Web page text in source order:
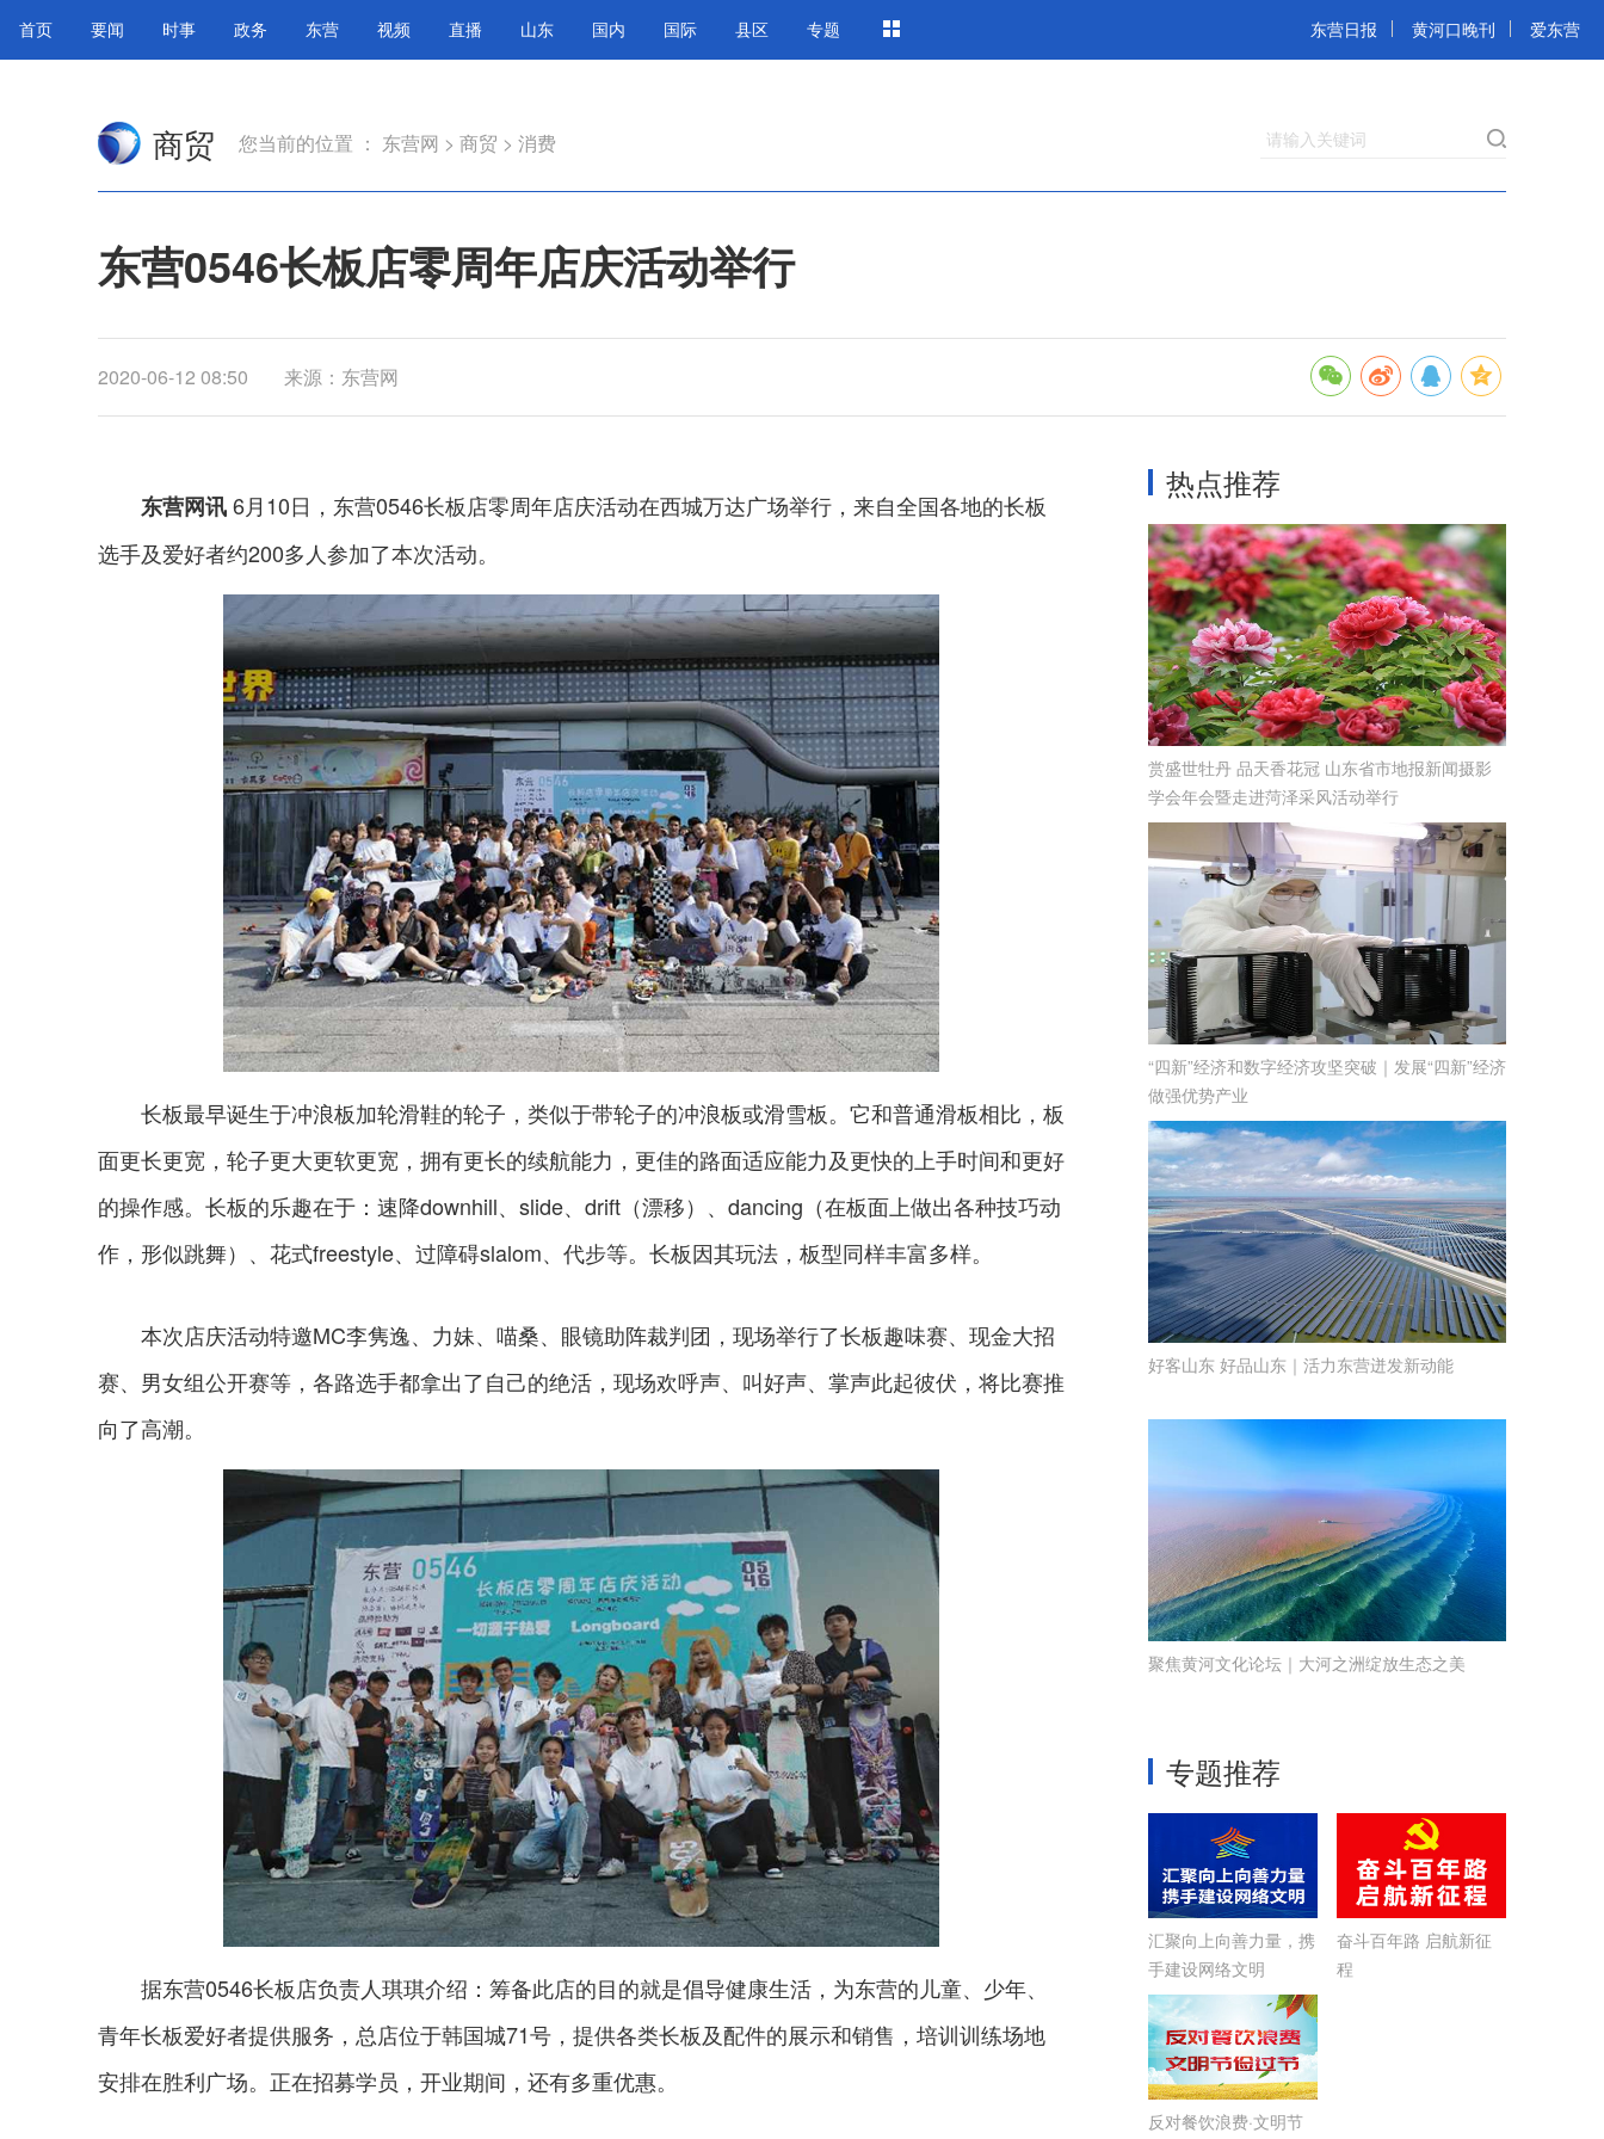
首页 要闻 时事 政务 东营 视频 直播 山东 国内 国际 县区 专题 东营日报 黄河口晚刊 爱东营
商贸 您当前的位置 ： 东营网 > 商贸 > 消费 请输入关键词
东营0546长板店零周年店庆活动举行
2020-06-12 08:50 来源：东营网
东营网讯6月10日，东营0546长板店零周年店庆活动在西城万达广场举行，来自全国各地的长板
选手及爱好者约200多人参加了本次活动。
长板最早诞生于冲浪板加轮滑鞋的轮子，类似于带轮子的冲浪板或滑雪板。它和普通滑板相比，板
面更长更宽，轮子更大更软更宽，拥有更长的续航能力，更佳的路面适应能力及更快的上手时间和更好
的操作感。长板的乐趣在于：速降downhill、slide、drift（漂移）、dancing（在板面上做出各种技巧动
作，形似跳舞）、花式freestyle、过障碍slalom、代步等。长板因其玩法，板型同样丰富多样。
本次店庆活动特邀MC李隽逸、力妹、喵桑、眼镜助阵裁判团，现场举行了长板趣味赛、现金大招
赛、男女组公开赛等，各路选手都拿出了自己的绝活，现场欢呼声、叫好声、掌声此起彼伏，将比赛推
向了高潮。
据东营0546长板店负责人琪琪介绍：筹备此店的目的就是倡导健康生活，为东营的儿童、少年、
青年长板爱好者提供服务，总店位于韩国城71号，提供各类长板及配件的展示和销售，培训训练场地
安排在胜利广场。正在招募学员，开业期间，还有多重优惠。
热点推荐
赏盛世牡丹 品天香花冠 山东省市地报新闻摄影
学会年会暨走进菏泽采风活动举行
“四新”经济和数字经济攻坚突破｜发展“四新”经济
做强优势产业
好客山东 好品山东｜活力东营迸发新动能
聚焦黄河文化论坛｜大河之洲绽放生态之美
专题推荐
汇聚向上向善力量，携
手建设网络文明
奋斗百年路 启航新征
程
反对餐饮浪费·文明节